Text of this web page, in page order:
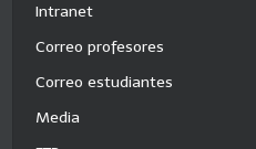
Intranet
Correo profesores
Correo estudiantes
Media